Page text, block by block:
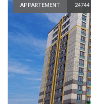
APPARTEMENT 24744